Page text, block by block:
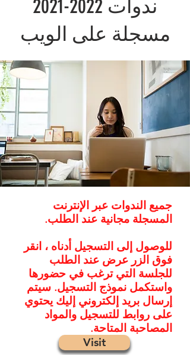
2021-2022
مسجلة على الويب
جميع الندوات عبر الإنترنت
المسجلة مجانية عند الطلب.
للوصول إلى التسجيل أدناه ، انقر
فوق الزر عرض عند الطلب
للجلسة التي ترغب في حضورها
واستكمل نموذج التسجيل. سيتم
إرسال بريد إلكتروني إليك يحتوي
على روابط للتسجيل والمواد
المصاحبة المتاحة.
Visit